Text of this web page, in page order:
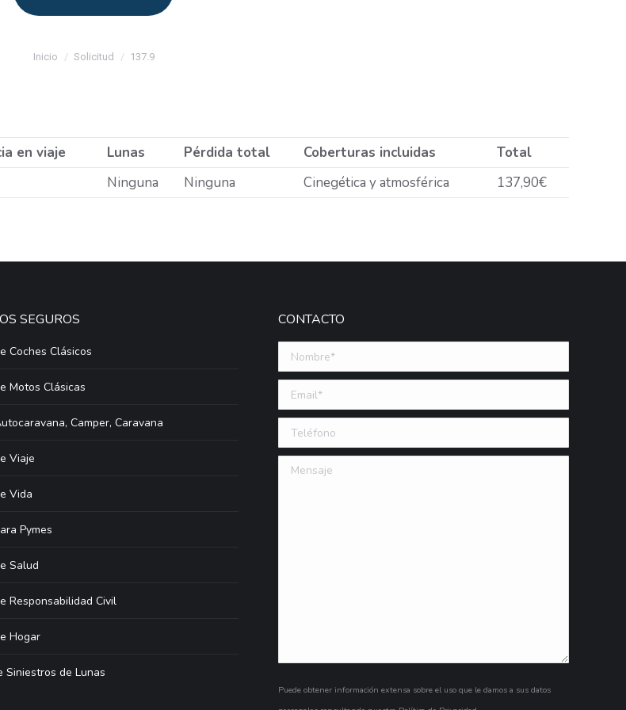
Estás aquí:
Inicio Solicitud 137.9
en viaje Lunas Pérdida total Coberturas incluidas
Total
Ninguna Ninguna Cinegética y atmosférica 137,90€
SEGUROS
Coches Clásicos
Motos Clásicas
Camper, Caravana
Viaje
Vida
Pymes
Salud
Responsabilidad Civil
Hogar
Siniestros de Lunas
CONTACTO
Nombre *
Email (requerido)
Teléfono
Mensaje
Puede obtener información extensa sobre el uso que le damos a sus datos